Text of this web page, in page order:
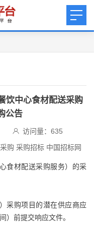
饮中心食材配送采购
公告
访问量： 635
购 采购招标 中国招标网
食材配送采购服务）的采
采购项目的潜在供应商应
）前提交响应文件。